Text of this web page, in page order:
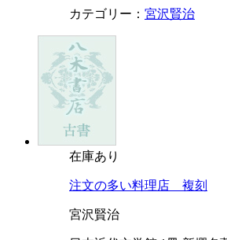
カテゴリー： 宮沢賢治
在庫あり
注文の多い料理店 複刻
宮沢賢治